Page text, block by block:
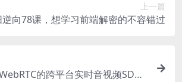
上一篇
向78课，想学习前端解密的不容错过
的跨平台实时音视频SDK-